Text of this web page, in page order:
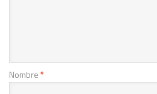
Nombre*